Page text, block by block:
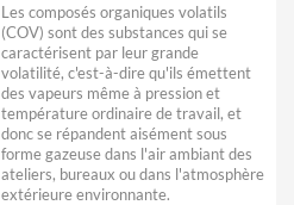
Les composés organiques volatils
(COV) sont des substances qui se
caractérisent par leur grande
volatilité, c'est-à-dire qu'ils émettent
des vapeurs même à pression et
température ordinaire de travail, et
donc se répandent aisément sous
forme gazeuse dans l'air ambiant des
ateliers, bureaux ou dans l'atmosphère
extérieure environnante.